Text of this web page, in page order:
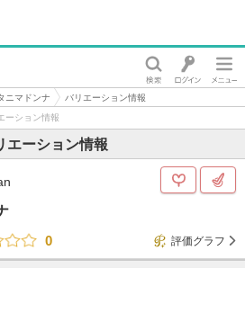
ニマドンナ
バリエーション情報
ーション情報
エーション情報
0
評価グラフ